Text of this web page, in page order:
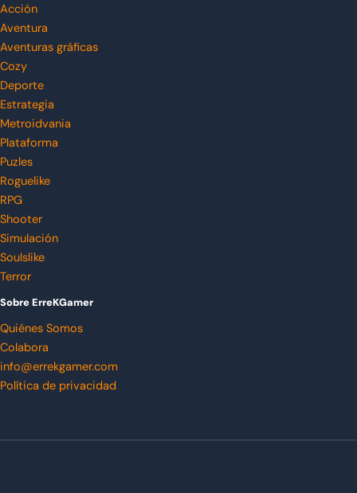
Acción
Aventura
Aventuras gráficas
Cozy
Deporte
Estrategia
Metroidvania
Plataforma
Puzles
Roguelike
RPG
Shooter
Simulación
Soulslike
Terror
Sobre ErreKGamer
Quiénes Somos
Colabora
info@errekgamer.com
Política de privacidad